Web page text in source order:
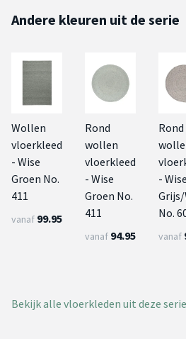
Andere kleuren uit de serie
Wollen
vloerkleed
- Wise
Groen No.
411
vanaf 99.95
Rond
wollen
vloerkleed
- Wise
Groen No.
411
vanaf 94.95
Rond
- Wise
No.
vanaf
Bekijk alle vloerkleden uit deze serie